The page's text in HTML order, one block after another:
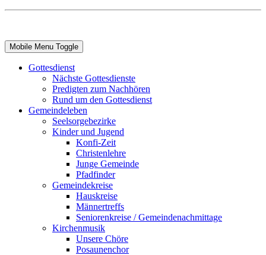
Mobile Menu Toggle
Gottesdienst
Nächste Gottesdienste
Predigten zum Nachhören
Rund um den Gottesdienst
Gemeindeleben
Seelsorgebezirke
Kinder und Jugend
Konfi-Zeit
Christenlehre
Junge Gemeinde
Pfadfinder
Gemeindekreise
Hauskreise
Männertreffs
Seniorenkreise / Gemeindenachmittage
Kirchenmusik
Unsere Chöre
Posaunenchor